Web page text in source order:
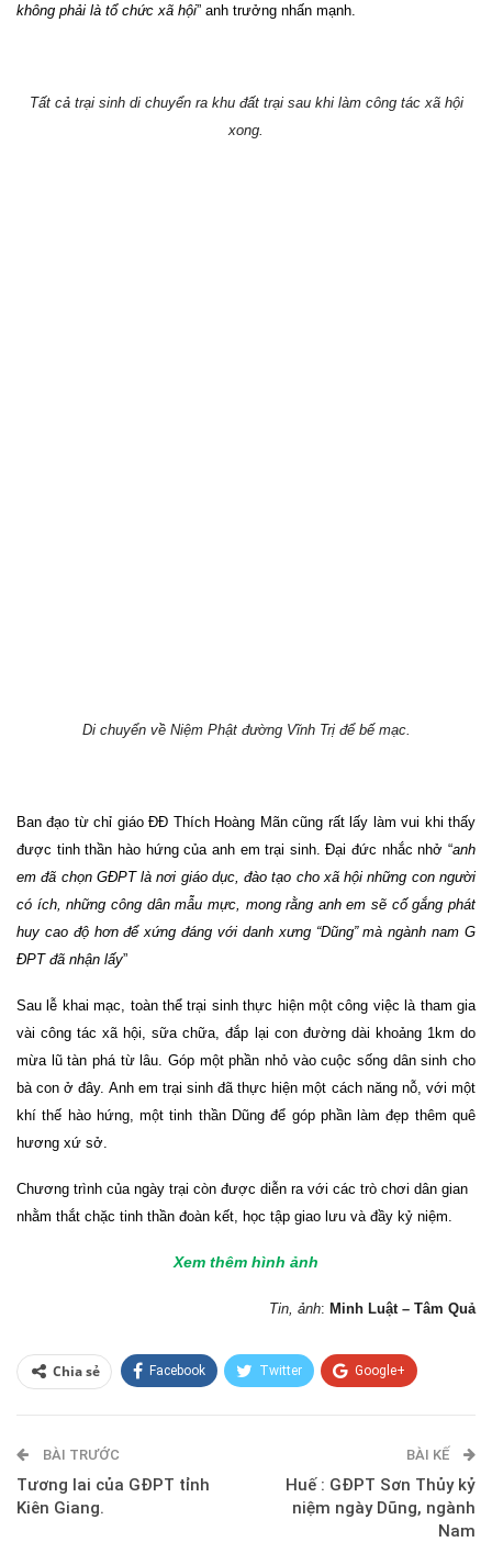
không phải là tổ chức xã hội” anh trưởng nhấn mạnh.
Tất cả trại sinh di chuyển ra khu đất trại sau khi làm công tác xã hội
xong.
Di chuyển về Niệm Phật đường Vĩnh Trị để bế mạc.
Ban đạo từ chỉ giáo ĐĐ Thích Hoàng Mãn cũng rất lấy làm vui khi thấy
được tinh thần hào hứng của anh em trại sinh. Đại đức nhắc nhở “anh
em đã chọn GĐPT là nơi giáo dục, đào tạo cho xã hội những con người
có ích, những công dân mẫu mực, mong rằng anh em sẽ cố gắng phát
huy cao độ hơn để xứng đáng với danh xưng “Dũng” mà ngành nam G
ĐPT đã nhận lấy”
Sau lễ khai mạc, toàn thể trại sinh thực hiện một công việc là tham gia
vài công tác xã hội, sữa chữa, đắp lại con đường dài khoảng 1km do
mừa lũ tàn phá từ lâu. Góp một phần nhỏ vào cuộc sống dân sinh cho
bà con ở đây. Anh em trại sinh đã thực hiện một cách năng nỗ, với một
khí thế hào hứng, một tinh thần Dũng để góp phần làm đẹp thêm quê
hương xứ sở.
Chương trình của ngày trại còn được diễn ra với các trò chơi dân gian
nhằm thắt chặc tinh thần đoàn kết, học tập giao lưu và đầy kỷ niệm.
Xem thêm hình ảnh
Tin, ảnh: Minh Luật – Tâm Quả
Chia sẻ Facebook Twitter Google+
E-mail
BÀI TRƯỚC
Tương lai của GĐPT tỉnh
Kiên Giang.
BÀI KẾ
Huế : GĐPT Sơn Thủy kỷ
niệm ngày Dũng, ngành
Nam